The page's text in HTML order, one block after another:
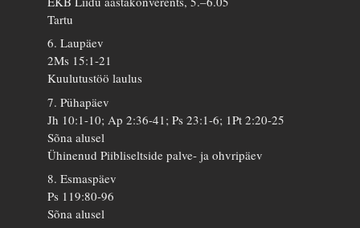
Tartu
6. Laupäev
2Ms 15:1-21
Kuulutustöö laulus
7. Pühapäev
Jh 10:1-10; Ap 2:36-41; Ps 23:1-6; 1Pt 2:20-25
Sõna alusel
Ühinenud Piibliseltside palve- ja ohvripäev
8. Esmaspäev
Ps 119:80-96
Sõna alusel